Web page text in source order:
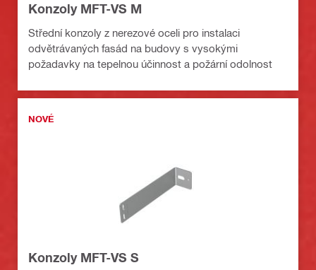
Konzoly MFT-VS M
Střední konzoly z nerezové oceli pro instalaci
odvětrávaných fasád na budovy s vysokými
požadavky na tepelnou účinnost a požární odolnost
NOVÉ
Konzoly MFT-VS S